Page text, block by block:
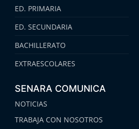
ED. PRIMARIA
ED. SECUNDARIA
BACHILLERATO
EXTRAESCOLARES
SENARA COMUNICA
NOTICIAS
TRABAJA CON NOSOTROS